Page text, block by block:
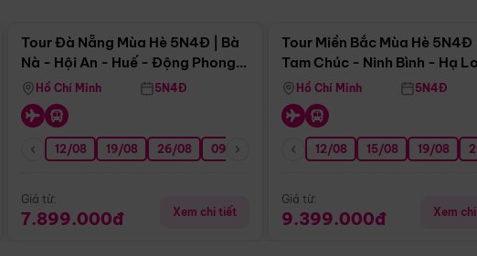
06/09 13/09 20/09 27/09
Tour Đà Nẵng Mùa Hè 5N4Đ | Bà
Nà - Hội An - Huế - Động Phong
NhaHồ Chí Minh 5N4Đ
12/08 19/08 26/08 09/09 16/09 23/09 30/09 07/10
Giá từ:
7.899.000đ Xem chi tiết
Tour Miền Bắc Mùa Hè 5N4Đ |
Tam Chúc - Ninh Bình - Hạ
Hồ Chí Minh 5N4Đ
12/08 15/08 19/08
Giá từ:
9.399.000đ Xem